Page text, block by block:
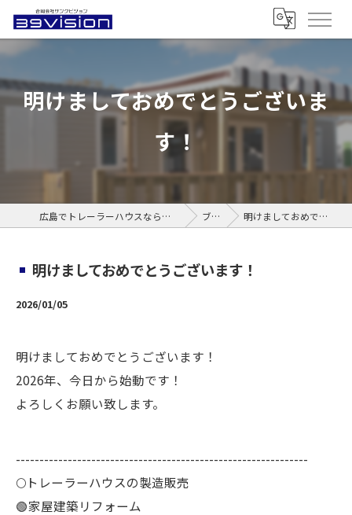
明けましておめでとうございま
す！
広島でトレーラーハウスなら合同会社サンクビジョン ブログ 明けましておめでとうございます！
明けましておめでとうございます！
2026/01/05
明けましておめでとうございます！
2026年、今日から始動です！
よろしくお願い致します。
--------------------------------------------------------------
🌕️トレーラーハウスの製造販売
🟢家屋建築リフォーム